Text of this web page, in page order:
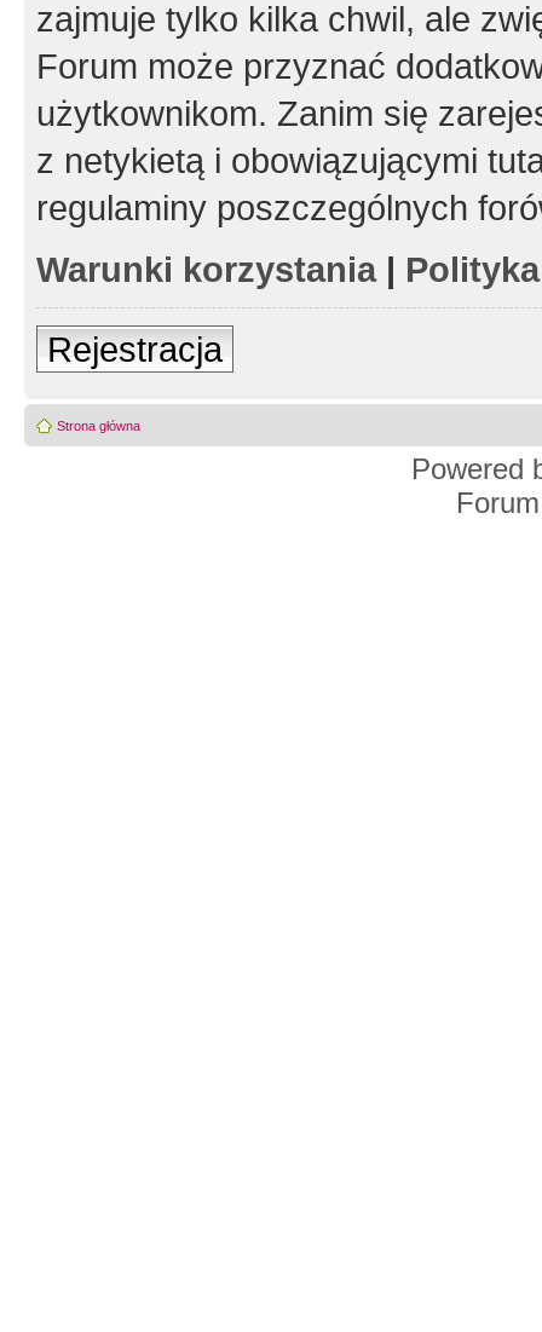
zajmuje tylko kilka chwil, ale
Forum może przyznać
użytkownikom. Zanim się
z netykietą i obowiązującymi
regulaminy poszczególnych
Warunki korzystania|
Rejestracja
Strona główna
Powered